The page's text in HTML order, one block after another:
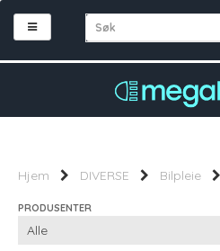
Hjem DIVERSE Bilpleie
PRODUSENTER